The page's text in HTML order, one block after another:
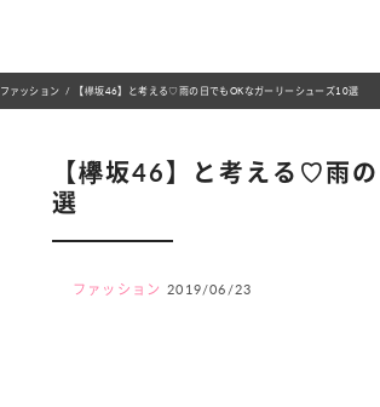
ファッション 【欅坂46】と考える♡雨の日でもOKなガーリーシューズ10選
【欅坂46】と考える♡雨
選
ファッション 2019/06/23